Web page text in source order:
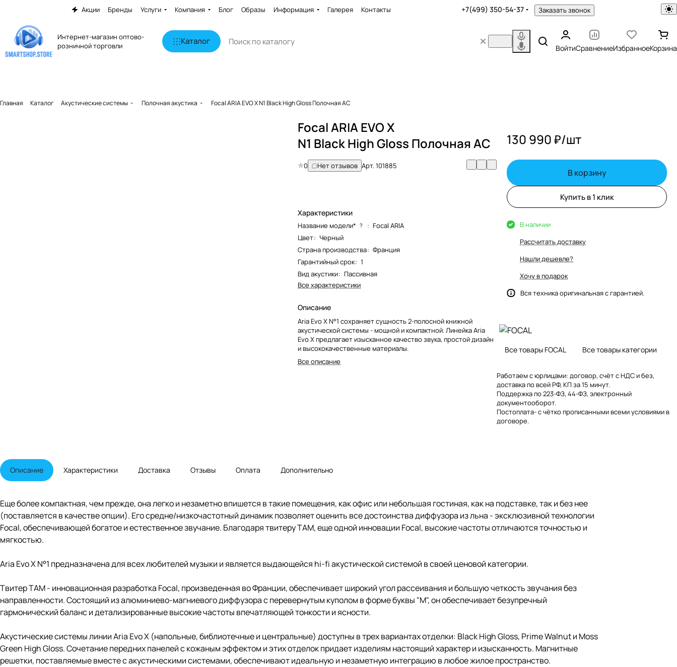
Акции Бренды Услуги Компания Блог Образы Информация Галерея Контакты +7(499) 350-54-37 Заказать звонок
Интернет-магазин оптово-
розничной торговли
Каталог
ВойтиСравнениеИзбранноеКорзина
Главная Каталог Акустические системы Полочная акустика Focal ARIA EVO X N1 Black High Gloss Полочная АС
Focal ARIA EVO X
N1 Black High Gloss Полочная АС
0 Нет отзывов Арт.101885
Характеристики
Название модели* ? : Focal ARIA
Цвет: Черный
Страна производства: Франция
Гарантийный срок: 1
Вид акустики: Пассивная
Все характеристики
Описание
Aria Evo X N°1 сохраняет сущность 2-полосной книжной
акустической системы - мощной и компактной. Линейка Aria
Evo X предлагает изысканное качество звука, простой дизайн
и высококачественные материалы.
Все описание
130 990 ₽/шт
В корзину
Купить в 1 клик
В наличии
Рассчитать доставку
Нашли дешевле?
Хочу в подарок
Вся техника оригинальная с гарантией.
Все товары FOCAL Все товары категории
Работаем с юрлицами: договор, счёт с НДС и без,
доставка по всей РФ, КП за 15 минут.
Поддержка по 223-ФЗ, 44-ФЗ, электронный
документооборот.
Постоплата- с чётко прописанными всеми условиями в
договоре.
Описание Характеристики Доставка Отзывы Оплата Дополнительно
Еще более компактная, чем прежде, она легко и незаметно впишется в такие помещения, как офис или небольшая гостиная, как на подставке, так и без нее
(поставляется в качестве опции). Его средне/низкочастотный динамик позволяет оценить все достоинства диффузора из льна - эксклюзивной технологии
Focal, обеспечивающей богатое и естественное звучание. Благодаря твитеру TAM, еще одной инновации Focal, высокие частоты отличаются точностью и
мягкостью.
Aria Evo X N°1 предназначена для всех любителей музыки и является выдающейся hi-fi акустической системой в своей ценовой категории.
Твитер TAM - инновационная разработка Focal, произведенная во Франции, обеспечивает широкий угол рассеивания и большую четкость звучания без
направленности. Состоящий из алюминиево-магниевого диффузора с перевернутым куполом в форме буквы "М", он обеспечивает безупречный
гармонический баланс и детализированные высокие частоты впечатляющей тонкости и ясности.
Акустические системы линии Aria Evo X (напольные, библиотечные и центральные) доступны в трех вариантах отделки: Black High Gloss, Prime Walnut и Moss
Green High Gloss. Сочетание передних панелей с кожаным эффектом и этих отделок придает изделиям настоящий характер и изысканность. Магнитные
решетки, поставляемые вместе с акустическими системами, обеспечивают идеальную и незаметную интеграцию в любое жилое пространство.